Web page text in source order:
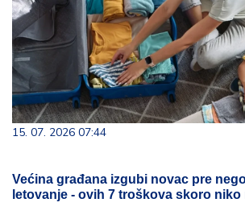
15. 07. 2026 07:44
Većina građana izgubi novac pre
letovanje - ovih 7 troškova skoro niko